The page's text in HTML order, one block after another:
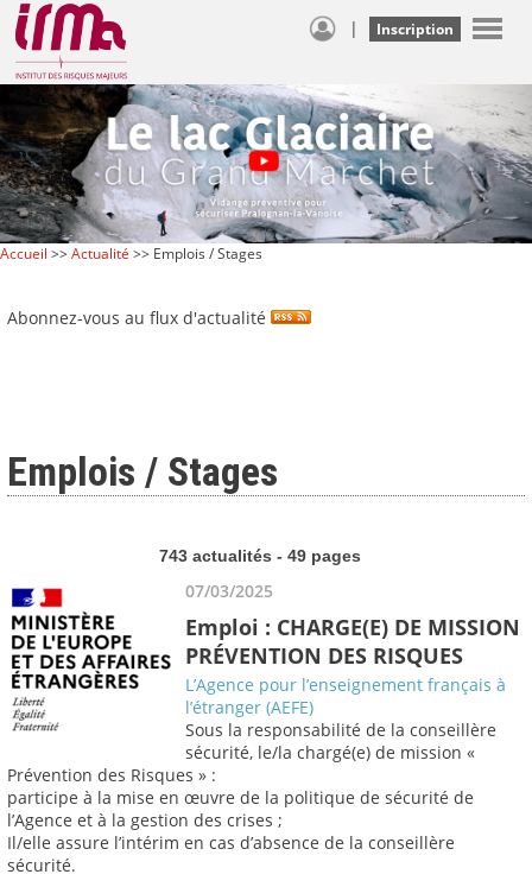
| Inscription
Accueil >>Actualité >> Emplois / Stages
Abonnez-vous au flux d'actualité
Emplois / Stages
743 actualités - 49 pages
07/03/2025
Emploi : CHARGE(E) DE MISSION
PRÉVENTION DES RISQUES
L’Agence pour l’enseignement français à
l’étranger (AEFE)
Sous la responsabilité de la conseillère
sécurité, le/la chargé(e) de mission «
Prévention des Risques » :
participe à la mise en œuvre de la politique de sécurité de
l’Agence et à la gestion des crises ;
Il/elle assure l’intérim en cas d’absence de la conseillère
sécurité.